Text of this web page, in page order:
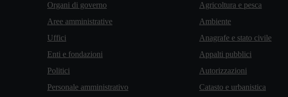
Organi di governo
Aree amministrative
Uffici
Enti e fondazioni
Politici
Personale amministrativo
Agricoltura e pesca
Ambiente
Anagrafe e stato civile
Appalti pubblici
Autorizzazioni
Catasto e urbanistica